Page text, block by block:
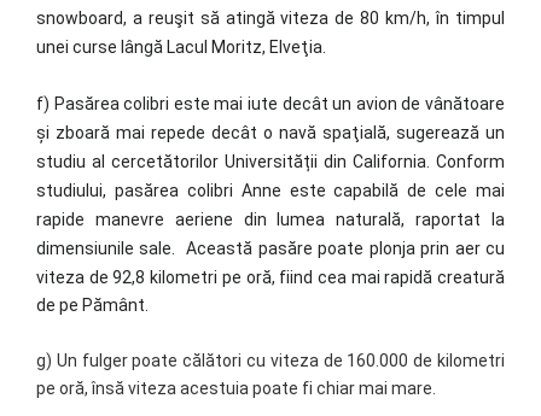
snowboard, a reuşit să atingă viteza de 80 km/h, în timpul
unei curse lângă Lacul Moritz, Elveţia.
f) Pasărea colibri este mai iute decât un avion de vânătoare
și zboară mai repede decât o navă spaţială, sugerează un
studiu al cercetătorilor Universității din California. Conform
studiului, pasărea colibri Anne este capabilă de cele mai
rapide manevre aeriene din lumea naturală, raportat la
dimensiunile sale.Această pasăre poate plonja prin aer cu
viteza de 92,8 kilometri pe oră, fiind cea mai rapidă creatură
de pe Pământ.
g) Un fulger poate călători cu viteza de 160.000 de kilometri
pe oră, însă viteza acestuia poate fi chiar mai mare.